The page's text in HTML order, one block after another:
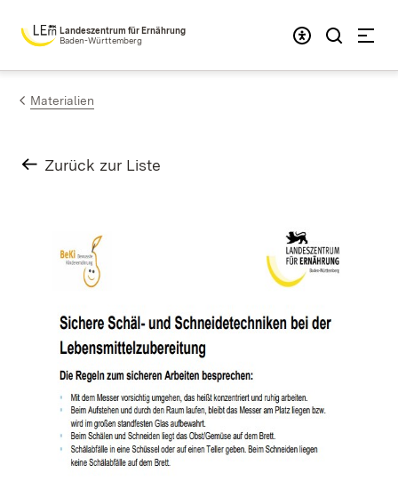
Zum Inhalt springen
Landeszentrum für Ernährung
Baden-Württemberg
Materialien
Zurück zur Liste